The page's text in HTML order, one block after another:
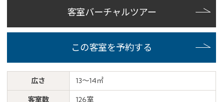
この客室を予約する
客室バーチャルツアー
広さ 13～14㎡
客室数 126室